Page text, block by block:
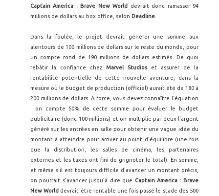
Captain America : Brave New World
devrait donc ramasser 94
millions de dollars au box office, selon Deadline
Dans la foulée, le projet devrait générer une somme aux
alentours de 100 millions de dollars sur le reste du monde, pour
un compte rond de 190 millions de dollars estimés. De quoi
rebâtir la confiance chez Marvel Studioset assurer de la
rentabilité potentielle de cette nouvelle aventure, dans la
mesure où le budget de production (officiel) aurait été de 180 à
200 millions de dollars. A force, vous devez connaître l'équation
: on compte 50% de cette somme pour évaluer le budget
publicitaire (donc 100 millions) et on multiplie par deux l'argent
généré sur les entrées en salle pour obtenir une vague idée du
montant à atteindre pour arriver au point d'équilibre (une fois
que la distribution, les salles de cinéma, les partenaires
externes et les taxes ont fini de grignoter le total). En somme,
et même s'il est toujours difficile d'avancer un montant précis,
on pourrait s'avancer jusqu'à dire que Captain America : Brave
New World devrait être rentable une fois passé le stade des 500